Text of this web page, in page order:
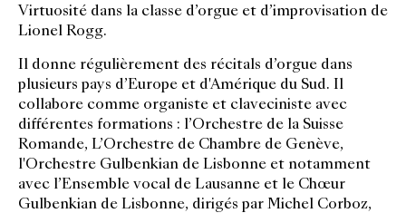
Virtuosité dans la classe d’orgue et d’improvisation de
Lionel Rogg.
Il donne régulièrement des récitals d’orgue dans
plusieurs pays d’Europe et d'Amérique du Sud. Il
collabore comme organiste et claveciniste avec
différentes formations : l’Orchestre de la Suisse
Romande, L’Orchestre de Chambre de Genève,
l'Orchestre Gulbenkian de Lisbonne et notamment
avec l’Ensemble vocal de Lausanne et le Chœur
Gulbenkian de Lisbonne, dirigés par Michel Corboz,